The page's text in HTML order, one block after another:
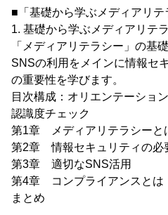
■「基礎から学ぶメディアリ
1. 基礎から学ぶメディアリテ
「メディアリテラシー」の基
SNSの利用をメインに情報セ
の重要性を学びます。
目次構成：オリエンテーション
認識度チェック
第1章 メディアリテラシーと
第2章 情報セキュリティの必
第3章 適切なSNS活用
第4章 コンプライアンスとは
まとめ